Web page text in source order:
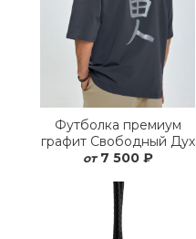
Футболка премиум
графит Свободный Дух
от 7 500 ₽